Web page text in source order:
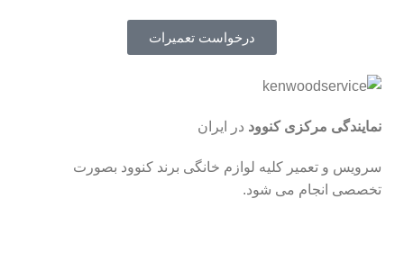
درخواست تعمیرات
نمایندگی مرکزی کنوود در ایران
سرویس و تعمیر کلیه لوازم خانگی برند کنوود بصورت
تخصصی انجام می شود.